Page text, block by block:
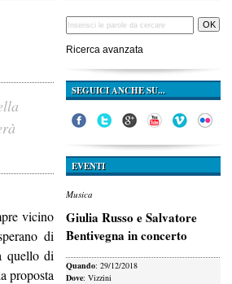
vicino
di
quello di
proposta
Ricerca avanzata
SEGUICI ANCHE SU...
EVENTI
Musica
Giulia Russo e Salvatore
Bentivegna in concerto
Quando: 29/12/2018
Dove: Vizzini